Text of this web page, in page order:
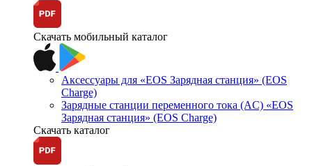
Скачать мобильный каталог
Аксессуары для «EOS Зарядная станция» (EOS
Charge)
Зарядные станции переменного тока (AC) «EOS
Зарядная станция» (EOS Charge)
Скачать каталог